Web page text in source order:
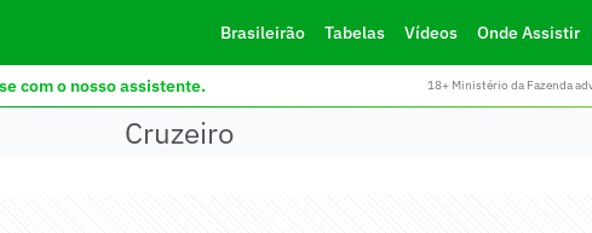
Brasileirão Tabelas Vídeos Onde Assistir
com o nosso assistente. 18+ Ministério da Fazenda
Cruzeiro